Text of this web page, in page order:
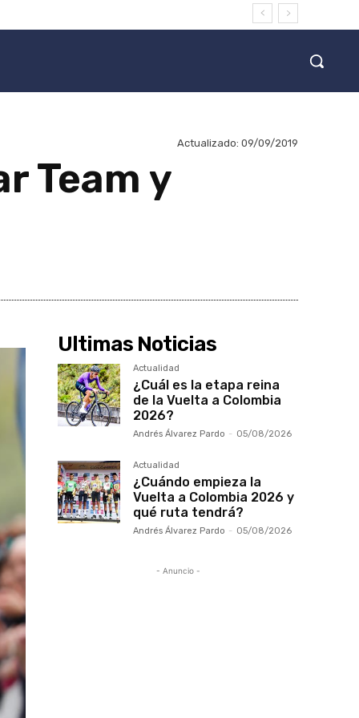
Actualizado: 09/09/2019
Team y
Ultimas Noticias
Actualidad
¿Cuál es la etapa reina
de la Vuelta a Colombia
2026?
Andrés Álvarez Pardo - 05/08/2026
Actualidad
¿Cuándo empieza la
Vuelta a Colombia 2026 y
qué ruta tendrá?
Andrés Álvarez Pardo - 05/08/2026
- Anuncio -